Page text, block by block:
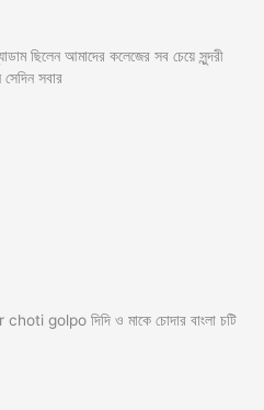
আমাদের কলেজের সব চেয়ে সুন্দরী
সবার
golpo দিদি ও মাকে চোদার বাংলা চটি